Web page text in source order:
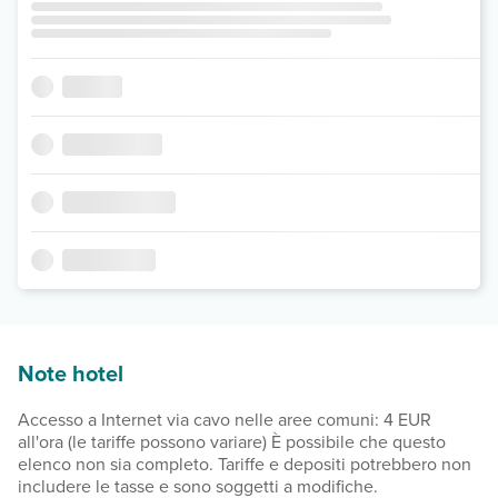
Note hotel
Accesso a Internet via cavo nelle aree comuni: 4 EUR
all'ora (le tariffe possono variare) È possibile che questo
elenco non sia completo. Tariffe e depositi potrebbero non
includere le tasse e sono soggetti a modifiche.